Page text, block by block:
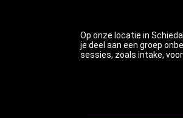
Op onze locatie in
je deel aan een groep
sessies, zoals intake,